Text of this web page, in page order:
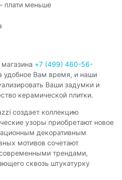
плати меньше
+7 (499) 460-56-
удобное Вам время, и наши
Ваши задумки и
керамической плитки.
создает коллекцию
узоры приобретают новое
декоративным
мотивов сочетают
трендами,
сквозь штукатурку